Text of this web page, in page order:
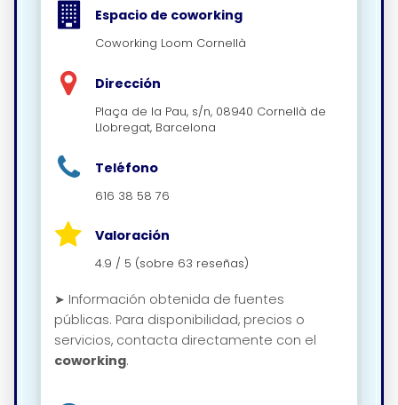
Espacio de coworking
Coworking Loom Cornellà
Dirección
Plaça de la Pau, s/n, 08940 Cornellà de
Llobregat, Barcelona
Teléfono
616 38 58 76
Valoración
4.9 / 5 (sobre 63 reseñas)
➤ Información obtenida de fuentes
públicas. Para disponibilidad, precios o
servicios, contacta directamente con el
coworking.